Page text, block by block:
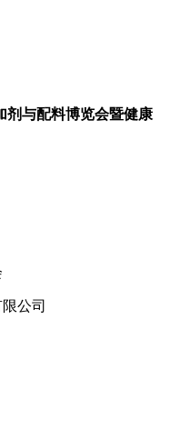
剂与配料博览会暨健康
公司